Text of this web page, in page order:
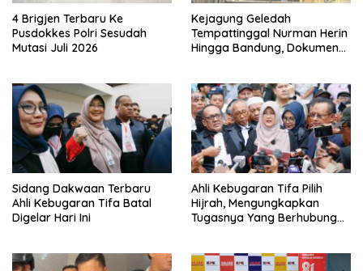
4 Brigjen Terbaru Ke
Pusdokkes Polri Sesudah
Mutasi Juli 2026
Kejagung Geledah
Tempattinggal Nurman Herin
Hingga Bandung, Dokumen
Sidang Dakwaan Terbaru
Ahli Kebugaran Tifa Batal
Digelar Hari Ini
Ahli Kebugaran Tifa Pilih
Hijrah, Mengungkapkan
Tugasnya Yang Berhubungan